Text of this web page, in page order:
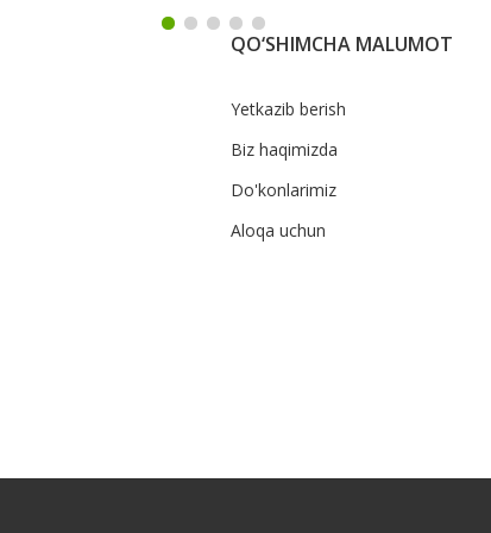
QO‘SHIMCHA MALUMOT
Yetkazib berish
Biz haqimizda
Do'konlarimiz
Aloqa uchun